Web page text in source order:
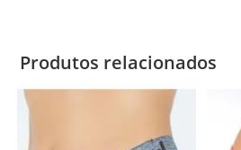
Produtos relacionados